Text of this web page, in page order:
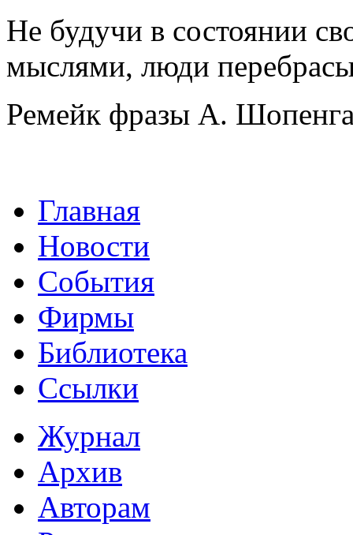
Не будучи в состоянии
мыслями, люди
Ремейк фразы А.
Главная
Новости
События
Фирмы
Библиотека
Ссылки
Журнал
Архив
Авторам